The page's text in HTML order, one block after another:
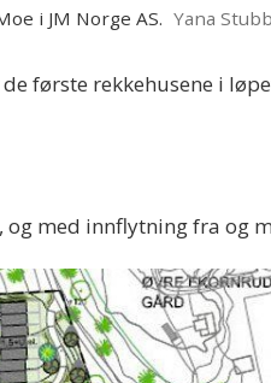
i JM Norge AS. Yana
første rekkehusene i
med innflytning fra og